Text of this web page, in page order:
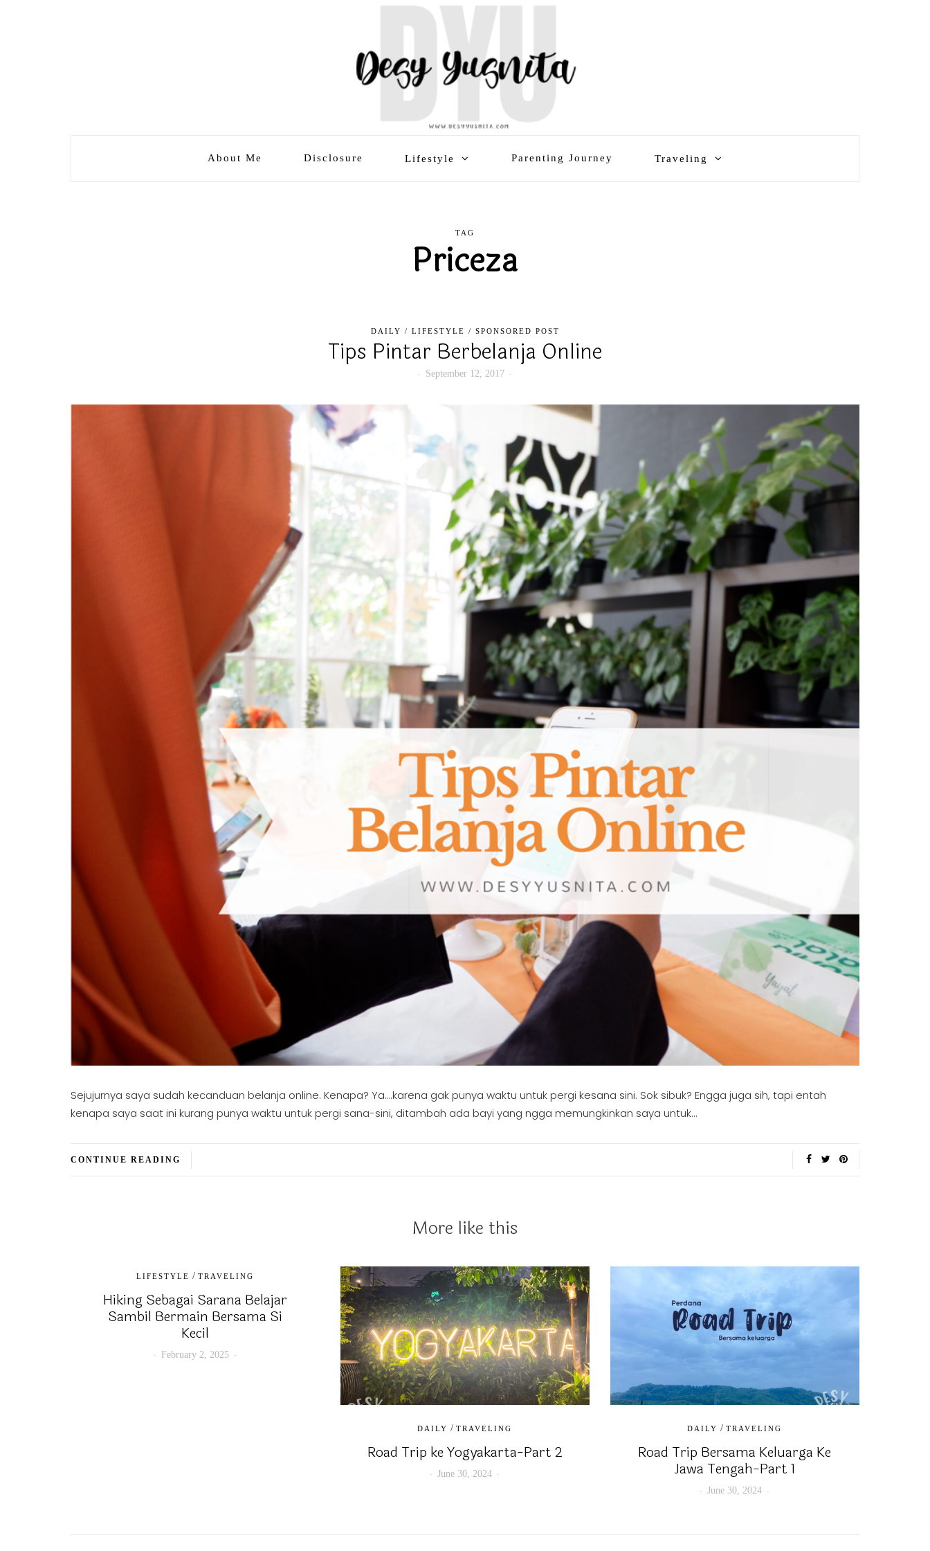
About Me Disclosure Lifestyle Parenting Journey Traveling
TAG
Priceza
DAILY / LIFESTYLE / SPONSORED POST
Tips Pintar Berbelanja Online
September 12, 2017
Sejujurnya saya sudah kecanduan belanja online. Kenapa? Ya….karena gak punya waktu untuk pergi kesana sini. Sok sibuk? Engga juga sih, tapi entah
kenapa saya saat ini kurang punya waktu untuk pergi sana-sini, ditambah ada bayi yang ngga memungkinkan saya untuk…
CONTINUE READING
More like this
LIFESTYLE / TRAVELING
Hiking Sebagai Sarana Belajar
Sambil Bermain Bersama Si
Kecil
February 2, 2025
DAILY /TRAVELING
Road Trip ke Yogyakarta-Part 2
June 30, 2024
DAILY /TRAVELING
Road Trip Bersama Keluarga Ke
Jawa Tengah-Part 1
June 30, 2024